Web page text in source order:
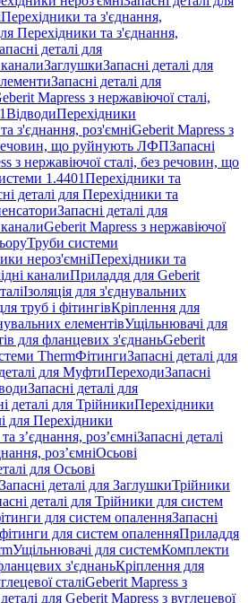
Перехідники та з'єднання,
Перехідники та з'єднання,
деталі для
ЗаглушкиЗапасні деталі для
Запасні деталі для
Mapress з нержавіючої сталі,
ВідводиПерехідники
з'єднання, роз'ємніGeberit Mapress з
речовин, що руйнують ЛФПЗапасні
з нержавіючої сталі, без речовин, що
1.4401Перехідники та
деталі для Перехідники та
Запасні деталі для
Geberit Mapress з нержавіючої
Труби системи
нероз'ємніПерехідники та
каналиПриладдя для Geberit
Ізоляція для з'єднувальних
труб і фітингівКріплення для
елементівУщільнювачі для
для фланцевих з'єднаньGeberit
ThermФітингиЗапасні деталі для
для МуфтиПереходиЗапасні
Запасні деталі для
деталі для ТрійникиПерехідники
для Перехідники
з’єднання, роз’ємніЗапасні деталі
роз’ємніОсьові
для Осьові
Запасні деталі для ЗаглушкиТрійники
деталі для Трійники для систем
для систем опаленняЗапасні
для систем опаленняПриладдя
Ущільнювачі для системКомплекти
з'єднаньКріплення для
сталіGeberit Mapress з
для Geberit Mapress з вуглецевої